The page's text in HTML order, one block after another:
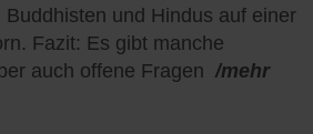
und Hindus auf einer
Fazit: Es gibt manche
auch offene Fragen /mehr